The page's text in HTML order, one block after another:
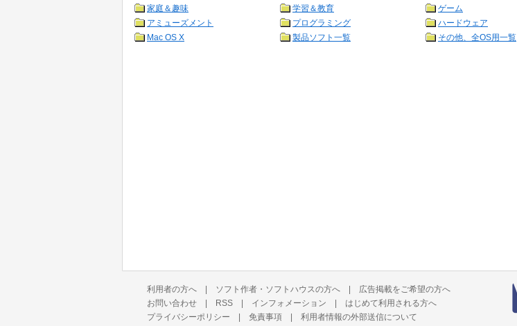
家庭＆趣味
学習＆教育
ゲーム
アミューズメント
プログラミング
ハードウェア
Mac OS X
製品ソフト一覧 その他、全OS用一覧
利用者の方へ | ソフト作者・ソフトハウスの方へ | 広告掲載をご希望の方へ
お問い合わせ | RSS | インフォメーション | はじめて利用される方へ
プライバシーポリシー | 免責事項 | 利用者情報の外部送信について